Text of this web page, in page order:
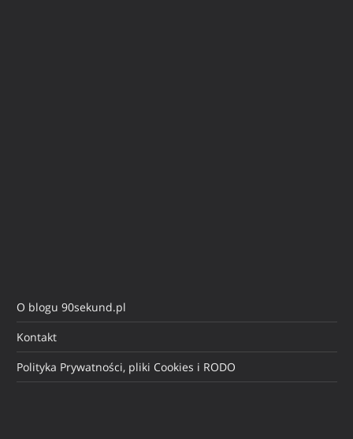
O blogu 90sekund.pl
Kontakt
Polityka Prywatności, pliki Cookies i RODO